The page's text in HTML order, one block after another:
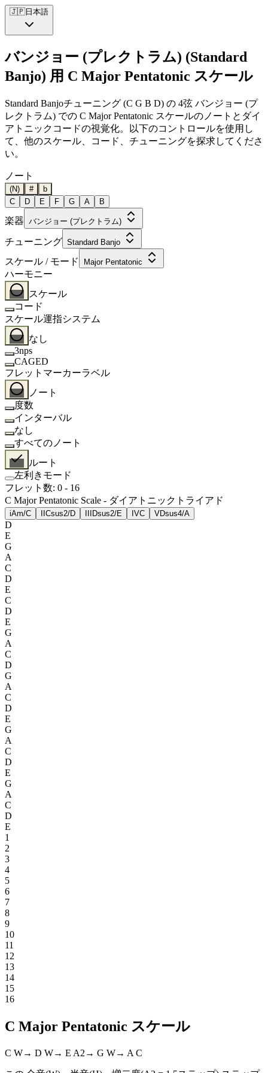
🇯🇵日本語
バンジョー (プレクトラム) (Standard
Banjo) 用 C Major Pentatonic スケール
Standard Banjoチューニング (C G B D) の 4弦 バンジョー (プ
レクトラム) での C Major Pentatonic スケールのノートとダイ
アトニックコードの視覚化。以下のコントロールを使用し
て、他のスケール、コード、チューニングを探求してくださ
い。
ノート
(N) #
b
C
D E F G A B
楽器 バンジョー (プレクトラム)
チューニング Standard Banjo
スケール / モード Major Pentatonic
ハーモニー
スケール
コード
スケール運指システム
なし
3nps
CAGED
フレットマーカーラベル
ノート
度数
インターバル
なし
すべてのノート
ルート
左利きモード
フレット数: 0 - 16
C Major Pentatonic Scale - ダイアトニックトライアド
iAm/C Csus2/D Dsus2/E IVC VDsus4/A
D
E
G
A
C
D
E
C
D
E
G
A
C
D
G
A
C
D
E
G
A
C
D
E
G
A
C
D
E
1
2
3
4
5
6
7
8
9
10
11
12
13
14
15
16
C Major Pentatonic スケール
C W→ D W→ E A2 → G W→ A C